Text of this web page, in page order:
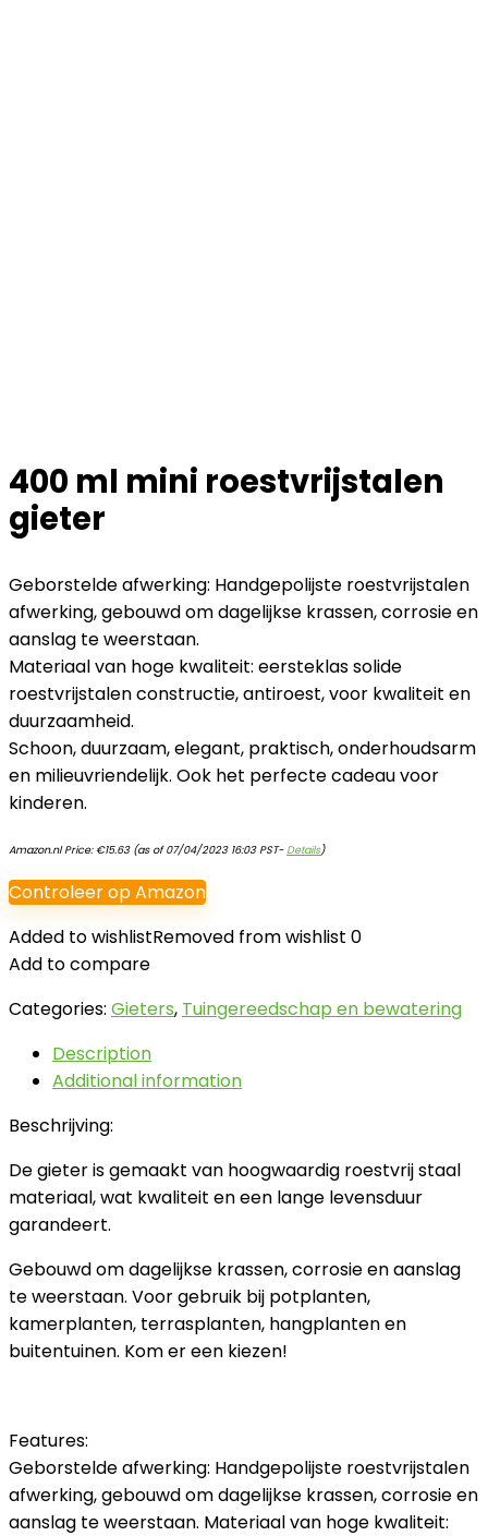
400 ml mini roestvrijstalen
gieter
Geborstelde afwerking: Handgepolijste roestvrijstalen
afwerking, gebouwd om dagelijkse krassen, corrosie en
aanslag te weerstaan.
Materiaal van hoge kwaliteit: eersteklas solide
roestvrijstalen constructie, antiroest, voor kwaliteit en
duurzaamheid.
Schoon, duurzaam, elegant, praktisch, onderhoudsarm
en milieuvriendelijk. Ook het perfecte cadeau voor
kinderen.
Amazon.nl Price: €15.63(as of 07/04/2023 16:03 PST-Details)
Controleer op Amazon
Added to wishlistRemoved from wishlist 0
Add to compare
Categories: Gieters, Tuingereedschap en bewatering
Description
Additional information
Beschrijving:
De gieter is gemaakt van hoogwaardig roestvrij staal
materiaal, wat kwaliteit en een lange levensduur
garandeert.
Gebouwd om dagelijkse krassen, corrosie en aanslag
te weerstaan. Voor gebruik bij potplanten,
kamerplanten, terrasplanten, hangplanten en
buitentuinen. Kom er een kiezen!
Features:
Geborstelde afwerking: Handgepolijste roestvrijstalen
afwerking, gebouwd om dagelijkse krassen, corrosie en
aanslag te weerstaan. Materiaal van hoge kwaliteit: